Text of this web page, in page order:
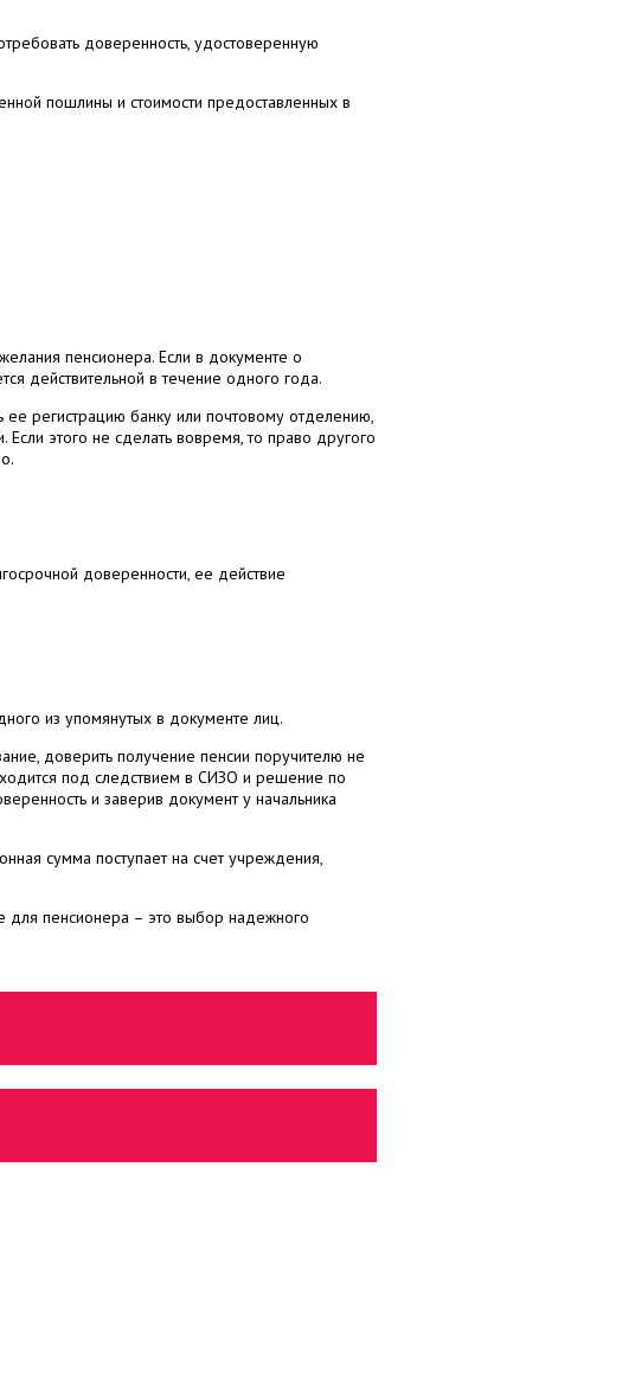
доверенность, удостоверенную
пошлины и стоимости предоставленных в
пенсионера. Если в документе о
действительной в течение одного года.
регистрацию банку или почтовому отделению,
этого не сделать вовремя, то право другого
доверенности, ее действие
из упомянутых в документе лиц.
доверить получение пенсии поручителю не
под следствием в СИЗО и решение по
и заверив документ у начальника
сумма поступает на счет учреждения,
для пенсионера – это выбор надежного